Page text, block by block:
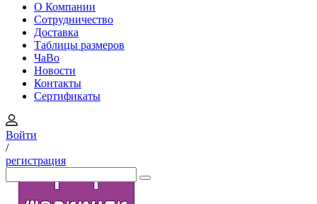
О Компании
Сотрудничество
Доставка
Таблицы размеров
ЧаВо
Новости
Контакты
Сертификаты
Войти
/
регистрация